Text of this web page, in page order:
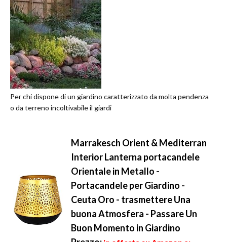
Per chi dispone di un giardino caratterizzato da molta pendenza
o da terreno incoltivabile il giardi
Marrakesch Orient & Mediterran
Interior Lanterna portacandele
Orientale in Metallo -
Portacandele per Giardino -
Ceuta Oro - trasmettere Una
buona Atmosfera - Passare Un
Buon Momento in Giardino